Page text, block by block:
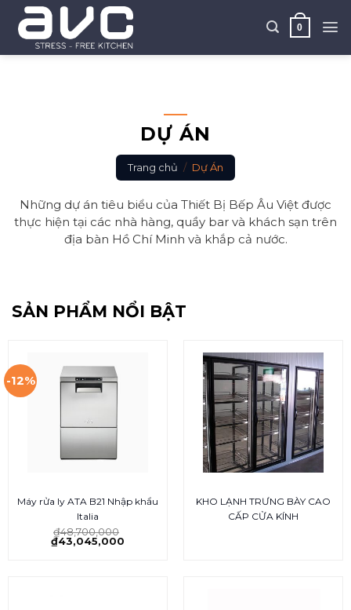
Skip
content
0
DỰ ÁN
Trang chủ / Dự Án
Những dự án tiêu biểu của Thiết Bị Bếp Âu Việt được
thực hiện tại các nhà hàng, quầy bar và khách sạn trên
địa bàn Hồ Chí Minh và khắp cả nước.
SẢN PHẨM NỔI BẬT
-12%
Máy rửa ly ATA B21 Nhập khẩu
Italia
₫48,700,000
₫43,045,000
KHO LẠNH TRƯNG BÀY CAO
CẤP CỬA KÍNH